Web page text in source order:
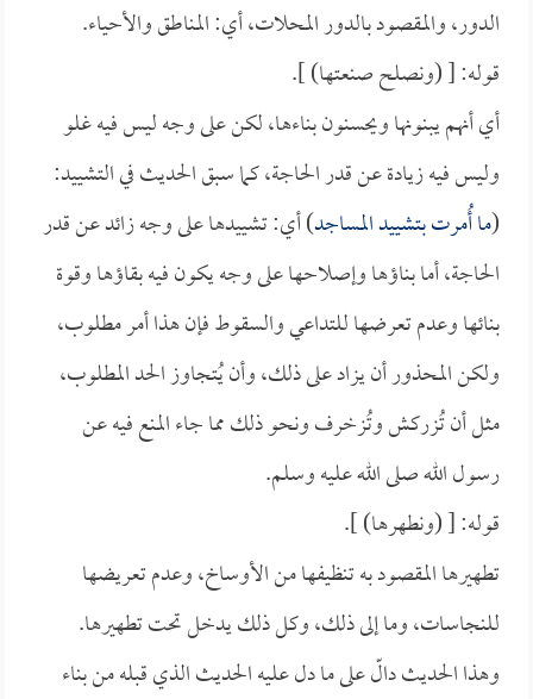
الدور، والمقصود بالدور المحلات، أي: المناطق والأحياء.
قوله: [ (ونصلح صنعتها) ].
أي أنهم يبنونها ويحسنون بناءها، لكن على وجه ليس فيه غلو
وليس فيه زيادة عن قدر الحاجة، كما سبق الحديث في التشييد:
(ما أُمرت بتشييد المساجد) أي: تشييدها على وجه زائد عن قدر
الحاجة، أما بناؤها وإصلاحها على وجه يكون فيه بقاؤها وقوة
بنائها وعدم تعرضها للتداعي والسقوط فإن هذا أمر مطلوب،
ولكن المحذور أن يزاد على ذلك، وأن يُتجاوز الحد المطلوب،
مثل أن تُزركش وتُزخرف ونحو ذلك مما جاء المنع فيه عن
رسول الله صلى الله عليه وسلم.
قوله: [ (ونطهرها) ].
تطهيرها المقصود به تنظيفها من الأوساخ، وعدم تعريضها
للنجاسات، وما إلى ذلك، وكل ذلك يدخل تحت تطهيرها.
وهذا الحديث دالّ على ما دل عليه الحديث الذي قبله من بناء